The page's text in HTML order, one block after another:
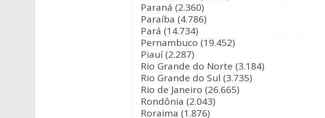
Paraná (2.360)
Paraíba (4.786)
Pará (14.734)
Pernambuco (19.452)
Piauí (2.287)
Rio Grande do Norte (3.184)
Rio Grande do Sul (3.735)
Rio de Janeiro (26.665)
Rondônia (2.043)
Roraima (1.876)